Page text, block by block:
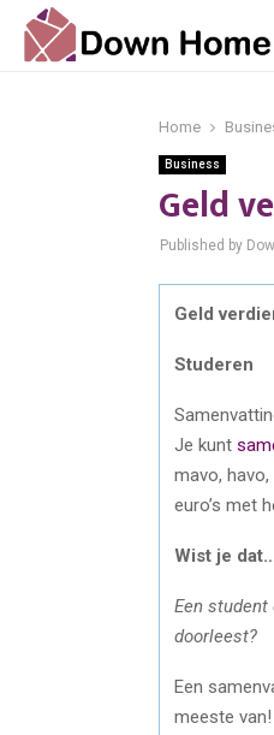
Home
Business
Geld
Published by
Geld
Studeren
Je kunt
mavo,
euro’s met
Wist je
Een
doorleest?
Een
meeste